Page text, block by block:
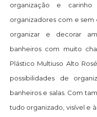
organização e
organizadores com e sem
organizar e decorar
banheiros com muito
Plástico Multiuso Alto
possibilidades de
banheiros e salas. Com
tudo organizado, visível e à